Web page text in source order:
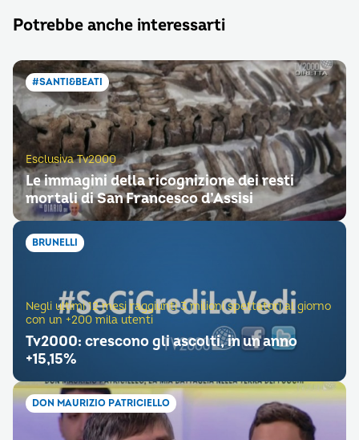
Potrebbe anche interessarti
#SANTI&BEATI
Esclusiva Tv2000
Le immagini della ricognizione dei resti
mortali di San Francesco d’Assisi
BRUNELLI
Negli ultimi 12 mesi raggiunti 3 milioni spettatori al giorno
con un +200 mila utenti
Tv2000: crescono gli ascolti, in un anno
+15,15%
DON MAURIZIO PATRICIELLO